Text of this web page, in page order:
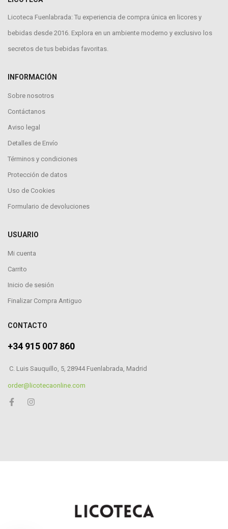
Licoteca Fuenlabrada: Tu experiencia de compra única en licores y
bebidas desde 2016. Explora en un ambiente moderno y exclusivo los
secretos de tus bebidas favoritas.
INFORMACIÓN
Sobre nosotros
Contáctanos
Aviso legal
Detalles de Envío
Términos y condiciones
Protección de datos
Uso de Cookies
Formulario de devoluciones
USUARIO
Mi cuenta
Carrito
Inicio de sesión
Finalizar Compra Antiguo
CONTACTO
+34 915 007 860
C. Luis Sauquillo, 5, 28944 Fuenlabrada, Madrid
order@licotecaonline.com